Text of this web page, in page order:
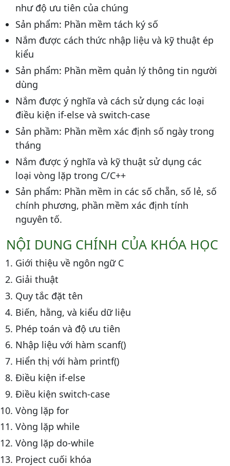
như độ ưu tiên của chúng
Sản phẩm: Phần mềm tách ký số
Nắm được cách thức nhập liệu và kỹ thuật ép
kiểu
Sản phẩm: Phần mềm quản lý thông tin người
dùng
Nắm được ý nghĩa và cách sử dụng các loại
điều kiện if-else và switch-case
Sản phầm: Phần mềm xác định số ngày trong
tháng
Nắm được ý nghĩa và kỹ thuật sử dụng các
loại vòng lặp trong C/C++
Sản phẩm: Phần mềm in các số chẵn, số lẻ, số
chính phương, phần mềm xác định tính
nguyên tố.
NỘI DUNG CHÍNH CỦA KHÓA HỌC
Giới thiệu về ngôn ngữ C
Giải thuật
Quy tắc đặt tên
Biến, hằng, và kiểu dữ liệu
Phép toán và độ ưu tiên
Nhập liệu với hàm scanf()
Hiển thị với hàm printf()
Điều kiện if-else
Điều kiện switch-case
Vòng lặp for
Vòng lặp while
Vòng lặp do-while
Project cuối khóa